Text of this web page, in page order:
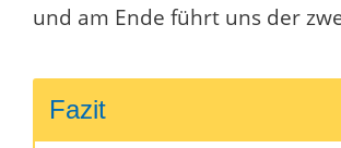
und am Ende führt uns der
Fazit